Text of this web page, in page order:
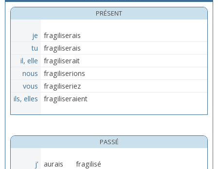
PRÉSENT
je
fragiliserais
tu
fragiliserais
il, elle
fragiliserait
nous
fragiliserions
vous
fragiliseriez
ils, elles
fragiliseraient
PASSÉ
j’ aurais
fragilisé